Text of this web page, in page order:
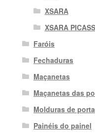
XSARA
XSARA
Faróis
Fechaduras
Maçanetas
Maçanetas das
Molduras de porta
Painéis do painel